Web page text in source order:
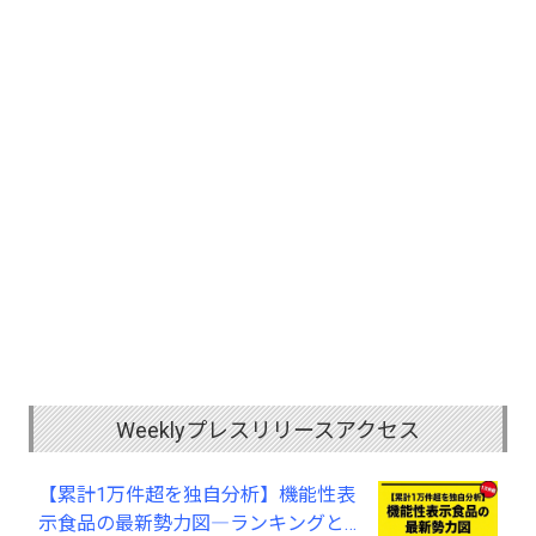
Weeklyプレスリリースアクセス
【累計1万件超を独自分析】機能性表
示食品の最新勢力図―ランキングと